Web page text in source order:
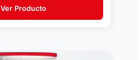
Ver Producto